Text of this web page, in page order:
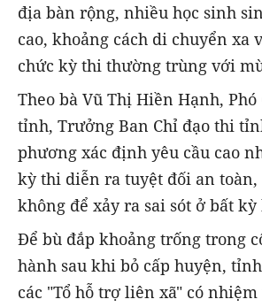
địa bàn rộng, nhiều học sinh
cao, khoảng cách di chuyển xa
chức kỳ thi thường trùng với
Theo bà Vũ Thị Hiền Hạnh, Phó
tỉnh, Trưởng Ban Chỉ đạo thi
phương xác định yêu cầu cao
kỳ thi diễn ra tuyệt đối an toàn,
không để xảy ra sai sót ở bất kỳ
Để bù đắp khoảng trống trong
hành sau khi bỏ cấp huyện,
các "Tổ hỗ trợ liên xã" có